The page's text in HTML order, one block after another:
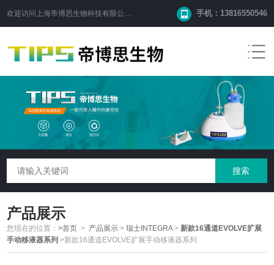
欢迎访问 上海帝博思生物科技有限公司 手机：13816550546
产品展示
您现在的位置：>首页 > 产品展示 >瑞士INTEGRA>新款16通道EVOLVE扩展
手动移液器系列 >新款16通道EVOLVE扩展手动移液器系列